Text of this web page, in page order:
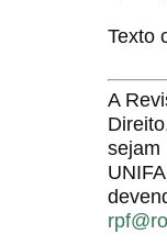
Texto
A
sejam